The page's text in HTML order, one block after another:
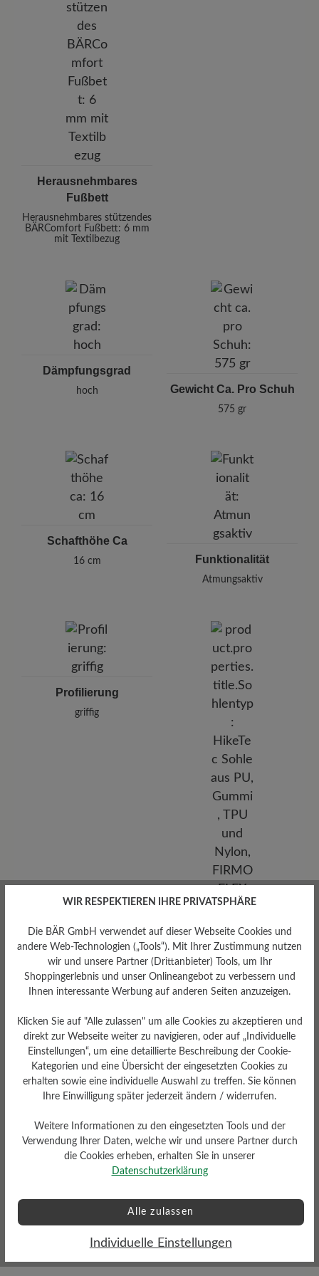
Herausnehmbares
Fußbett
Herausnehmbares stützendes
BÄRComfort Fußbett: 6 mm
mit Textilbezug
Dämpfungsgrad
hoch Gewicht Ca. Pro Schuh
575 gr
Schafthöhe Ca
16 cm Funktionalität
Atmungsaktiv
Profilierung
griffig
Sohlentyp
HikeTec Sohle aus PU,
Vorfußbereich
WIR RESPEKTIEREN IHRE PRIVATSPHÄRE
Die BÄR GmbH verwendet auf dieser Webseite Cookies und
andere Web-Technologien („Tools“). Mit Ihrer Zustimmung nutzen
wir und unsere Partner (Drittanbieter) Tools, um Ihr
Shoppingerlebnis und unser Onlineangebot zu verbessern und
Ihnen interessante Werbung auf anderen Seiten anzuzeigen.
Klicken Sie auf "Alle zulassen" um alle Cookies zu akzeptieren und
direkt zur Webseite weiter zu navigieren, oder auf „Individuelle
Einstellungen“, um eine detaillierte Beschreibung der Cookie-
Kategorien und eine Übersicht der eingesetzten Cookies zu
erhalten sowie eine individuelle Auswahl zu treffen. Sie können
Ihre Einwilligung später jederzeit ändern / widerrufen.
Weitere Informationen zu den eingesetzten Tools und der
Verwendung Ihrer Daten, welche wir und unsere Partner durch
die Cookies erheben, erhalten Sie in unserer
Datenschutzerklärung
Alle zulassen
Individuelle Einstellungen